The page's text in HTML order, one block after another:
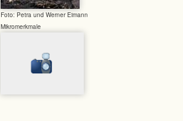
Foto: Petra und Werner Eimann
Mikromerkmale